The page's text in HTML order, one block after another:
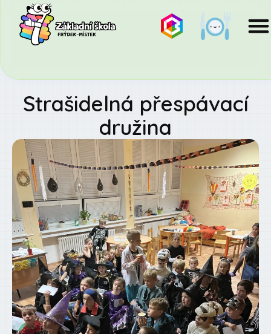
Strašidelná přespávací
družina